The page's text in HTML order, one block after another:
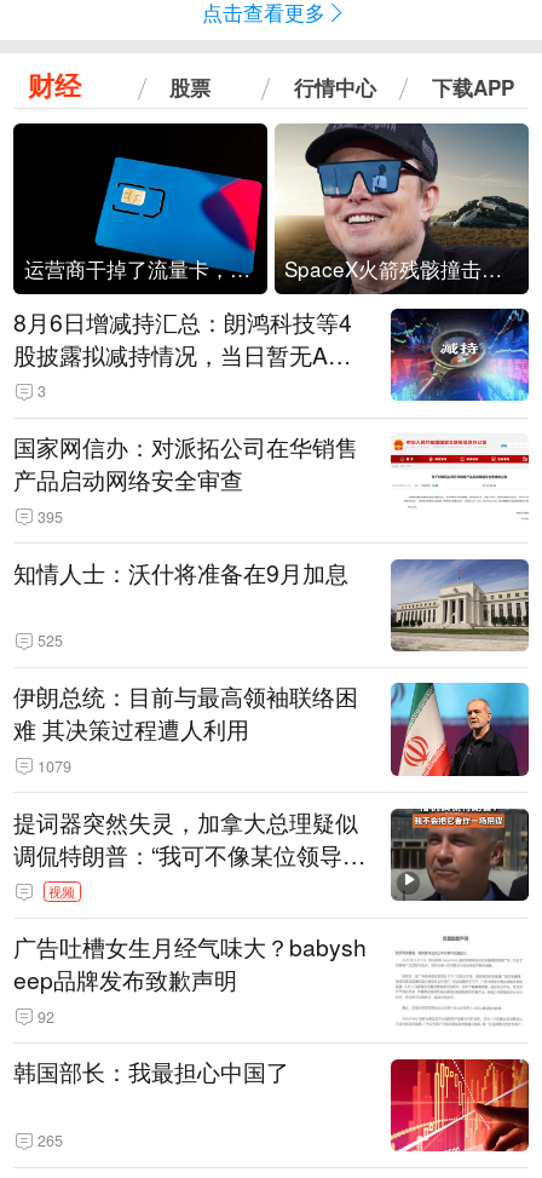
点击查看更多
财经 股票 行情中心 下载APP
运营商干掉了流量卡，他们真的玩不起了 SpaceX火箭残骸撞击月球
8月6日增减持汇总：朗鸿科技等4
股披露拟减持情况，当日暂无A股
公司披露拟增持情况（表）
3
国家网信办：对派拓公司在华销售
产品启动网络安全审查
395
知情人士：沃什将准备在9月加息
525
伊朗总统：目前与最高领袖联络困
难 其决策过程遭人利用
1079
提词器突然失灵，加拿大总理疑似
调侃特朗普：“我可不像某位领导
人，把这当成一场阴谋”，全场哄笑
视频
广告吐槽女生月经气味大？babysh
eep品牌发布致歉声明
92
韩国部长：我最担心中国了
265